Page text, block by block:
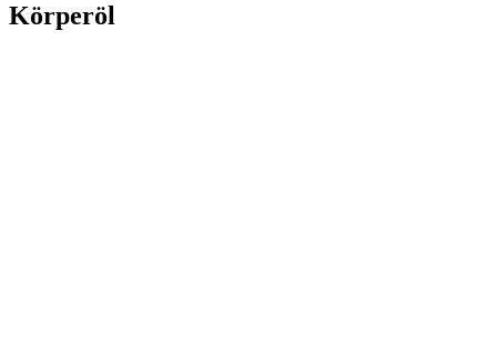
Körperöl